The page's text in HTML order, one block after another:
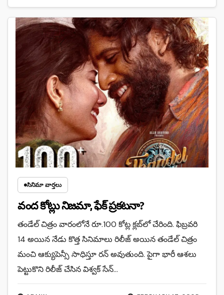
సినిమా వార్తలు
వంద కోట్లు నిజమా, ఫేక్ ప్రకటనా?
తండేల్ చిత్రం వారంలోనే రూ.100 కోట్ల క్లబ్‌లో చేరింది. ఫిబ్రవరి
14 అయిన నేడు కొత్త సినిమాలు రిలీజ్ అయిన తండేల్ చిత్రం
మంచి ఆక్యుపెన్సీ సాధిస్తూ రన్ అవుతుంది. పైగా భారీ ఆశలు
పెట్టుకొని రిలీజ్ చేసిన విశ్వక్ సేన్…